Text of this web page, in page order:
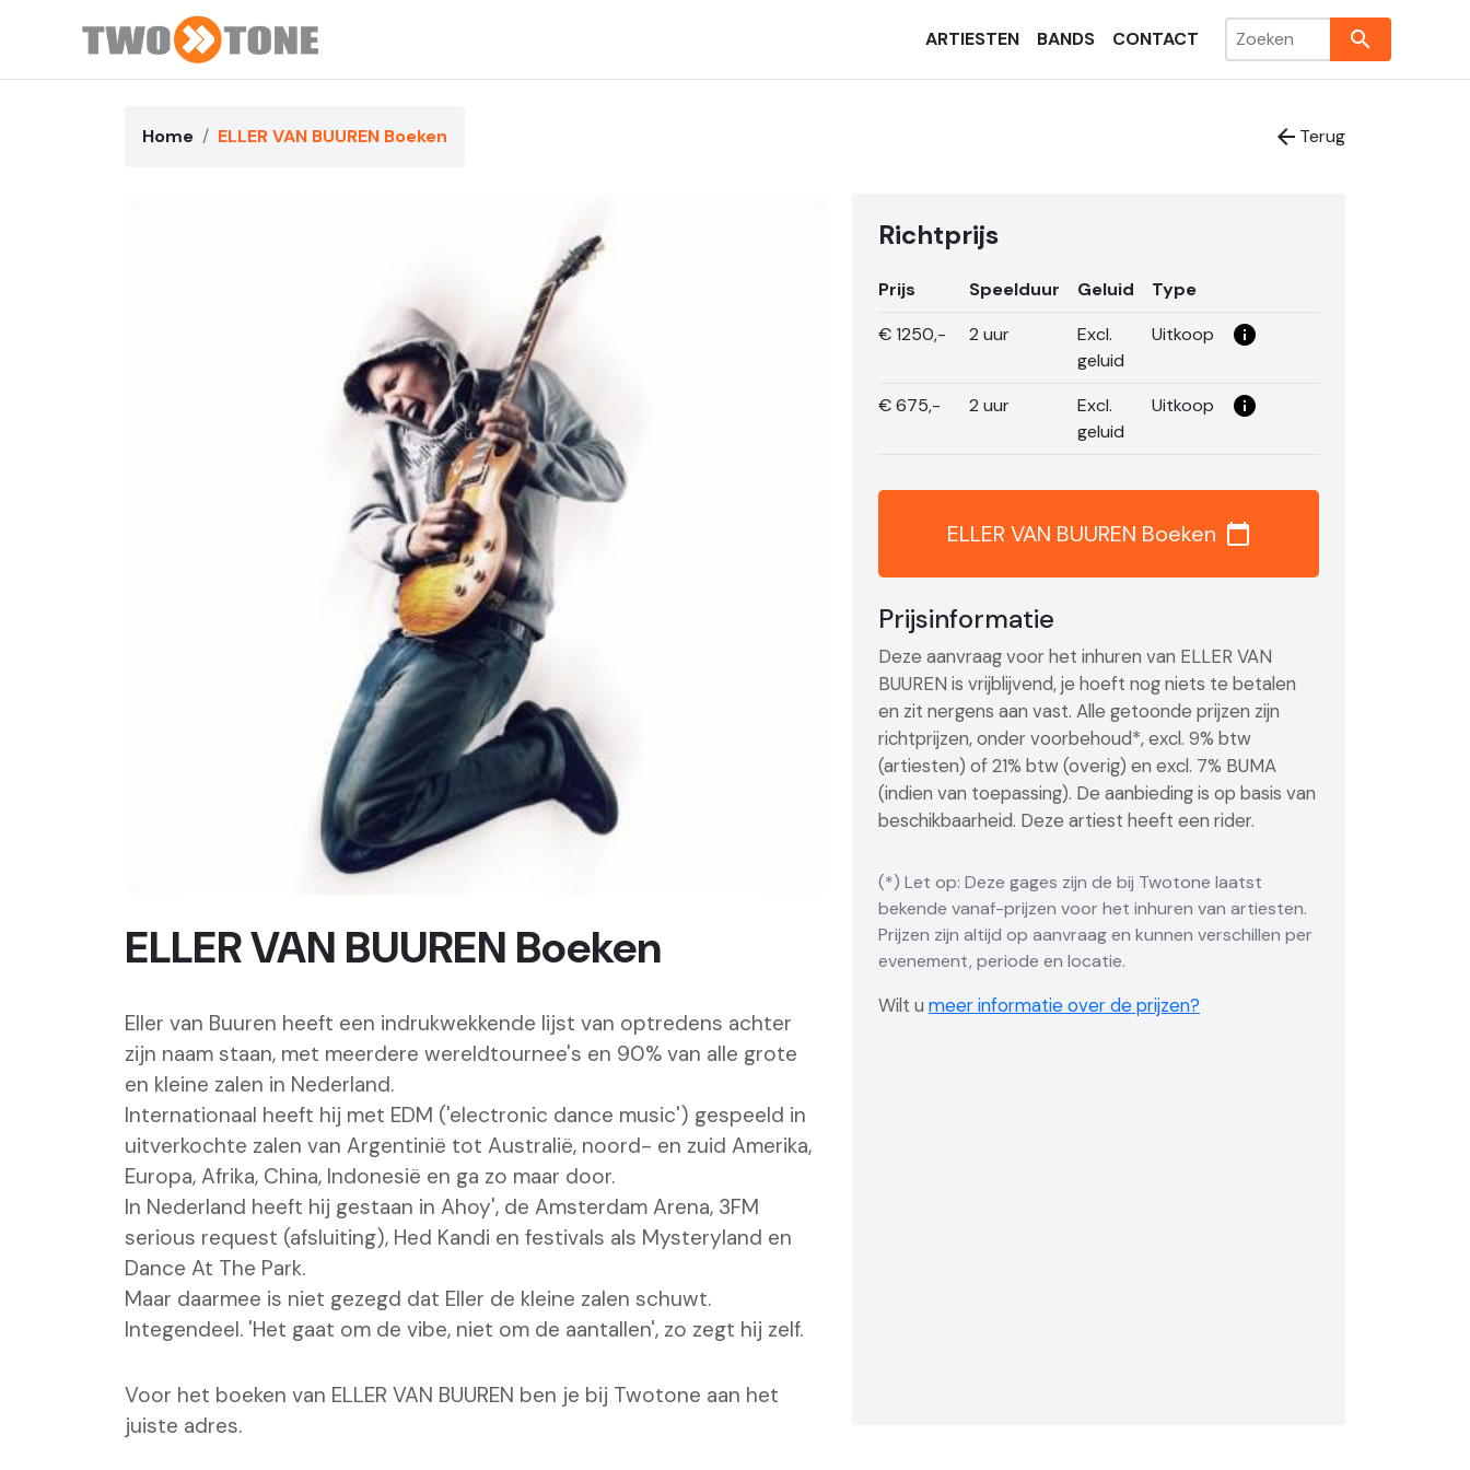
ARTIESTEN BANDS CONTACT search
Home ELLER VAN BUUREN Boeken arrow_back Terug
ELLER VAN BUUREN Boeken
Eller van Buuren heeft een indrukwekkende lijst van optredens achter
zijn naam staan, met meerdere wereldtournee's en 90% van alle grote
en kleine zalen in Nederland.
Internationaal heeft hij met EDM ('electronic dance music') gespeeld in
uitverkochte zalen van Argentinië tot Australië, noord- en zuid Amerika,
Europa, Afrika, China, Indonesië en ga zo maar door.
In Nederland heeft hij gestaan in Ahoy', de Amsterdam Arena, 3FM
serious request (afsluiting), Hed Kandi en festivals als Mysteryland en
Dance At The Park.
Maar daarmee is niet gezegd dat Eller de kleine zalen schuwt.
Integendeel. 'Het gaat om de vibe, niet om de aantallen', zo zegt hij zelf.
Voor het boeken van ELLER VAN BUUREN ben je bij Twotone aan het
juiste adres.
Richtprijs
Prijs Speelduur Geluid
Type
€1250,- 2 uur
Excl.
geluid
Uitkoop info_i
€675,- 2 uur
Excl.
geluid
Uitkoop info_i
ELLER VAN BUUREN Boeken calendar_today
Prijsinformatie
Deze aanvraag voor het inhuren van ELLER VAN
BUUREN is vrijblijvend, je hoeft nog niets te betalen
en zit nergens aan vast. Alle getoonde prijzen zijn
richtprijzen, onder voorbehoud*, excl. 9% btw
(artiesten) of 21% btw (overig) en excl. 7% BUMA
(indien van toepassing). De aanbieding is op basis van
beschikbaarheid. Deze artiest heeft een rider.
(*) Let op: Deze gages zijn de bij Twotone laatst
bekende vanaf-prijzen voor het inhuren van artiesten.
Prijzen zijn altijd op aanvraag en kunnen verschillen per
evenement, periode en locatie.
Wilt u meer informatie over de prijzen?